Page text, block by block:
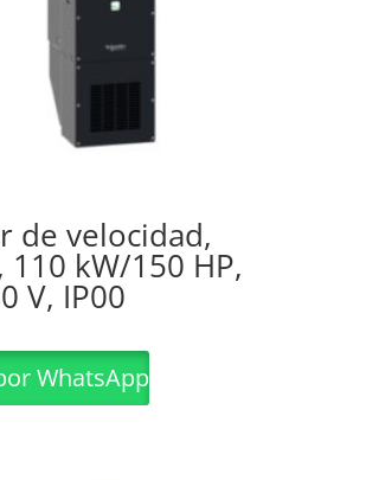
de velocidad,
110 kW/150 HP,
V, IP00
WhatsApp